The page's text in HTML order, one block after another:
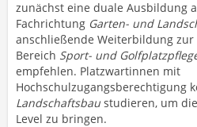
zunächst eine duale Ausbildung
Fachrichtung Garten- und
anschließende Weiterbildung
Bereich Sport- und
empfehlen. Platzwartinnen mit
Hochschulzugangsberechtigung
Landschaftsbau studieren, um die
Level zu bringen.